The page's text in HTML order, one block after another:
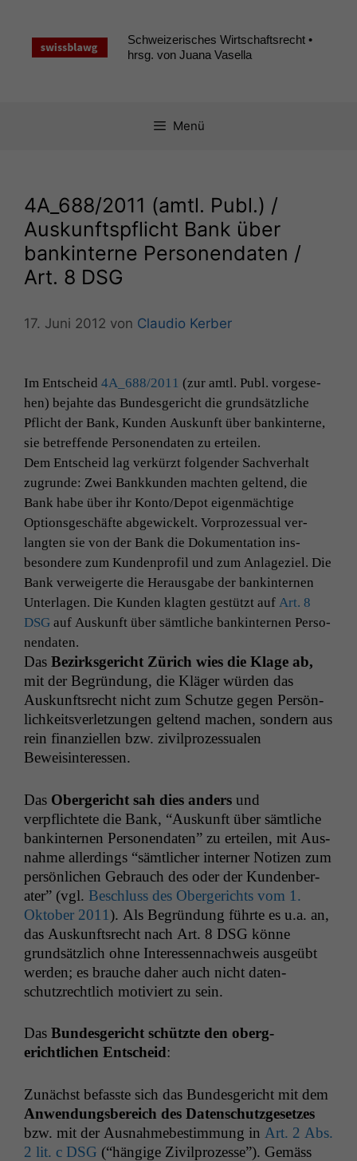
springen
Schweizerisches Wirtschaftsrecht •
hrsg. von Juana Vasella
Menü
4A_688/2011 (amtl. Publ.) /
Auskunftspflicht Bank über
bankinterne Personendaten /
Art. 8 DSG
17. Juni 2012 von Claudio Kerber
Im Entscheid 4A_688/2011 (zur amtl. Publ. vorge­se­
hen) bejahte das Bun­des­gericht die grund­sät­zliche
Pflicht der Bank, Kun­den Auskun­ft über bank­in­terne,
sie betr­e­f­fende Per­so­n­en­dat­en zu erteilen.
Dem Entscheid lag verkürzt fol­gen­der Sachver­halt
zugrunde: Zwei Bankkun­den macht­en gel­tend, die
Bank habe über ihr Konto/Depot eigen­mächtige
Option­s­geschäfte abgewick­elt. Vor­prozes­su­al ver­
langten sie von der Bank die Doku­men­ta­tion ins­
beson­dere zum Kun­den­pro­fil und zum Anlageziel. Die
Bank ver­weigerte die Her­aus­gabe der bank­in­ter­nen
Unter­la­gen. Die Kun­den klagten gestützt auf Art. 8
DSG auf Auskun­ft über sämtliche bank­in­ter­nen Per­so­
n­en­dat­en.
Das Bezirks­gericht Zürich wies die Klage ab,
mit der Begrün­dung, die Kläger wür­den das
Auskun­ft­srecht nicht zum Schutze gegen Per­sön­
lichkeitsver­let­zun­gen gel­tend machen, son­dern aus
rein finanziellen bzw. zivil­prozes­sualen
Beweisinteressen.
Das Oberg­ericht sah dies anders und
verpflichtete die Bank, “Auskun­ft über sämtliche
bank­in­ter­nen Per­so­n­en­dat­en” zu erteilen, mit Aus­
nahme allerd­ings “sämtlich­er intern­er Noti­zen zum
per­sön­lichen Gebrauch des oder der Kun­den­ber­
ater” (vgl. Beschluss des Oberg­erichts vom 1.
Okto­ber 2011). Als Begrün­dung führte es u.a. an,
das Auskun­ft­srecht nach Art. 8 DSG könne
grund­sät­zlich ohne Inter­essen­nach­weis aus­geübt
wer­den; es brauche daher auch nicht daten­
schutzrechtlich motiviert zu sein.
Das Bun­des­gericht schützte den oberg­
erichtlichen Entscheid:
Zunächst befasste sich das Bun­des­gericht mit dem
Anwen­dungs­bere­ich des Daten­schutzge­set­zes
bzw. mit der Aus­nah­mebes­tim­mung in Art. 2 Abs.
2 lit. c DSG (“hängige Zivil­prozesse”). Gemäss